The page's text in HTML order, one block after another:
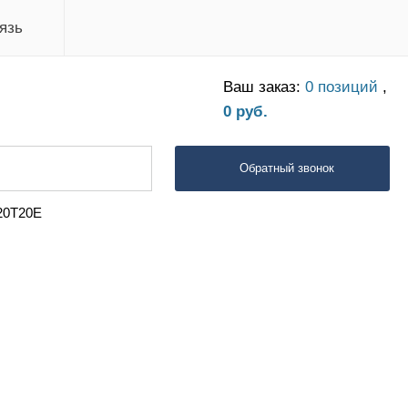
Ваш заказ: 0 позиций ,
0 руб.
Обратный звонок